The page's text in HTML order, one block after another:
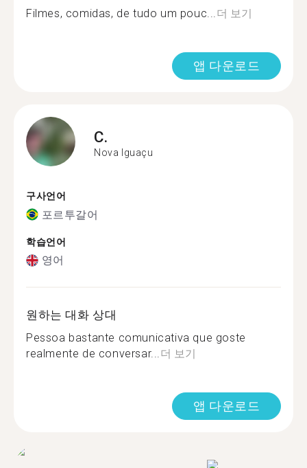
Filmes, comidas, de tudo um pouc...더 보기
앱 다운로드
C.
Nova Iguaçu
구사언어
포르투갈어
학습언어
영어
원하는 대화 상대
Pessoa bastante comunicativa que goste
realmente de conversar...더 보기
앱 다운로드